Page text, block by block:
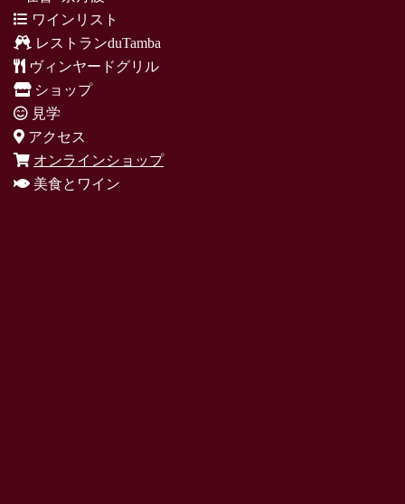
ワインリスト
レストランduTamba
ヴィンヤードグリル
ショップ
見学
アクセス
オンラインショップ
美食とワイン